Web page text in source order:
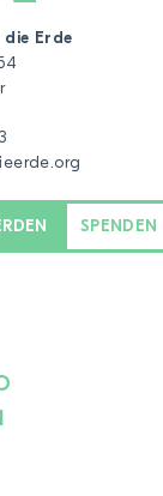
Erde
SPENDEN